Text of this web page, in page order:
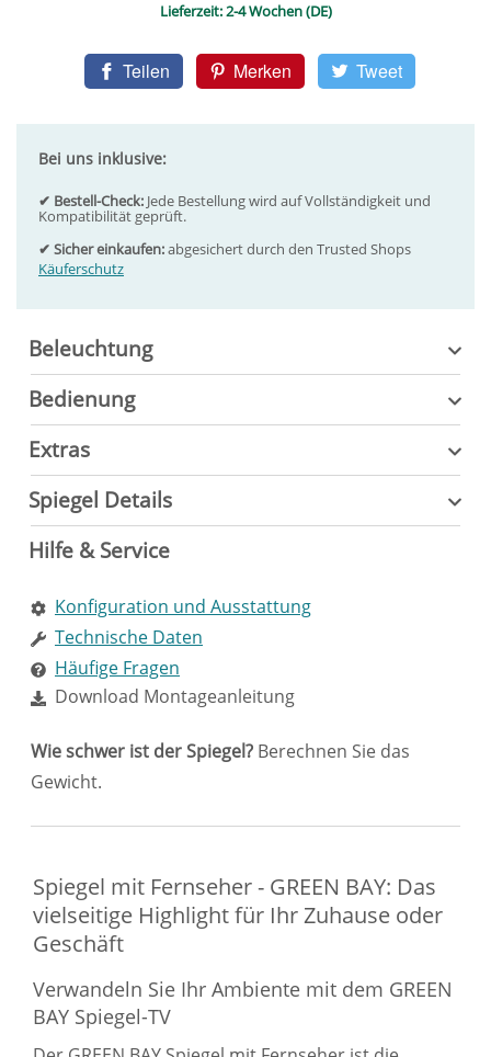
Spiegel mit Fernseher - GREEN BAY: Das
vielseitige Highlight für Ihr Zuhause oder
Geschäft
Verwandeln Sie Ihr Ambiente mit dem GREEN
BAY Spiegel-TV
Beleuchtung
Bedienung
Extras
Spiegel Details
Hilfe & Service
Konfiguration und Ausstattung
Technische Daten
Häufige Fragen
Download Montageanleitung
Wie schwer ist der Spiegel? Berechnen Sie das
Gewicht.
Lieferzeit:2-4 Wochen (DE)
Teilen Merken Tweet
Bei uns inklusive:
✔ Bestell-Check: Jede Bestellung wird auf Vollständigkeit und
Kompatibilität geprüft.
✔ Sicher einkaufen:abgesichert durch den Trusted Shops
Käuferschutz